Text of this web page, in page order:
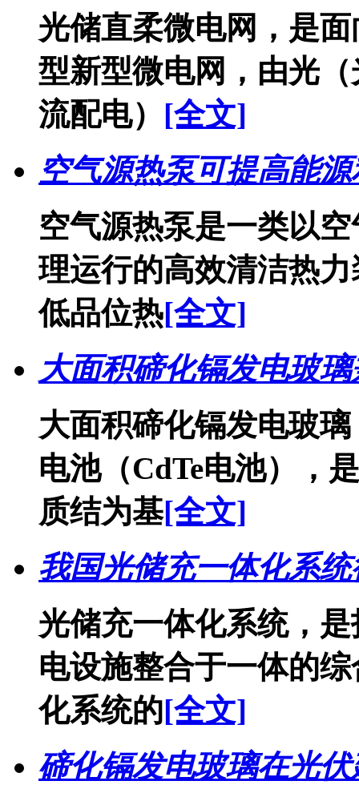
光储直柔微电网，是
型新型微电网，由光
流配电） [全文]
空气源热泵可提高能
空气源热泵是一类以
理运行的高效清洁热
低品位热[全文]
大面积碲化镉发电玻
大面积碲化镉发电玻
电池（CdTe电池），
质结为基[全文]
我国光储充一体化系
光储充一体化系统，
电设施整合于一体的
化系统的[全文]
碲化镉发电玻璃在光